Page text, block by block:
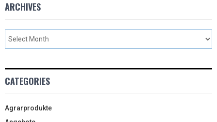
ARCHIVES
CATEGORIES
Agrarprodukte